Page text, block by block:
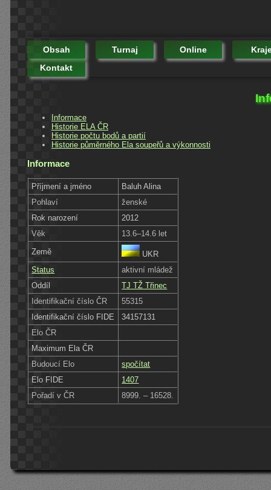
Obsah Turnaj Online
Kontakt
Informace
Historie ELA ČR
Historie počtu bodů a partií
Historie půměrného Ela soupeřů a výkonnosti
Informace
Příjmení a jméno
Baluh Alina
Pohlaví
ženské
Rok narození
2012
Věk
13.6–14.6 let
Země
UKR
Status
aktivní mládež
Oddíl
TJ TŽ Třinec
Identifikační číslo ČR
55315
Identifikační číslo FIDE
34157131
Elo ČR
Maximum Ela ČR
Budoucí Elo
spočítat
Elo FIDE
1407
Pořadí v ČR
8999. – 16528.